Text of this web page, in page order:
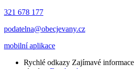
321 678 177
podatelna@obecjevany.cz
mobilní aplikace
Rychlé odkazy Zajímavé